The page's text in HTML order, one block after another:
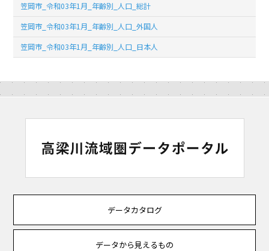
笠岡市_令和03年1月_年齢別_人口_総計
笠岡市_令和03年1月_年齢別_人口_外国人
笠岡市_令和03年1月_年齢別_人口_日本人
データカタログ
データから見えるもの